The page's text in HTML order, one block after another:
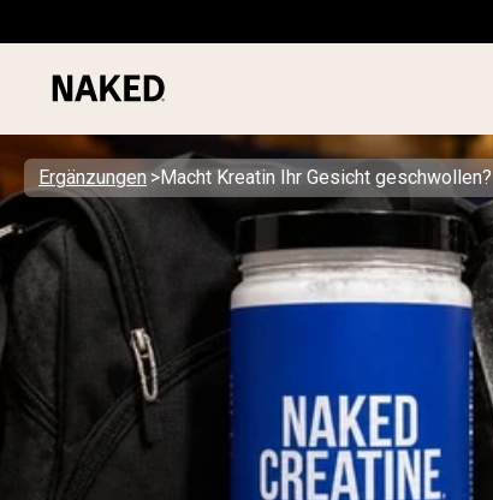
Beliebte Suchbegriffe
”Protein Powder“
”Overnight Oats“
”Vegan protein“
”Collagen“
”Micellar Casein“
Ergänzungen Macht Kreatin Ihr Gesicht geschwollen?